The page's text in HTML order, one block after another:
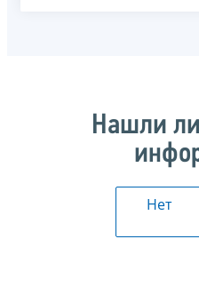
Нашли
Нет